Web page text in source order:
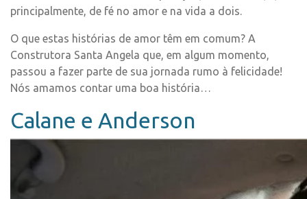
principalmente, de fé no amor e na vida a dois.
O que estas histórias de amor têm em comum? A
Construtora Santa Angela que, em algum momento,
passou a fazer parte de sua jornada rumo à felicidade!
Nós amamos contar uma boa história…
Calane e Anderson